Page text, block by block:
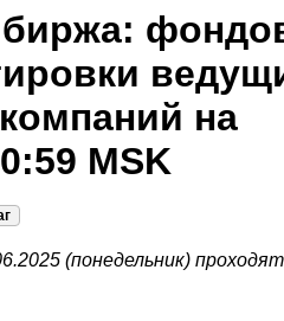
биржа:
на
MSK
(понедельник)